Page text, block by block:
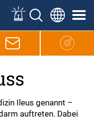
Ileus genannt –
auftreten. Dabei